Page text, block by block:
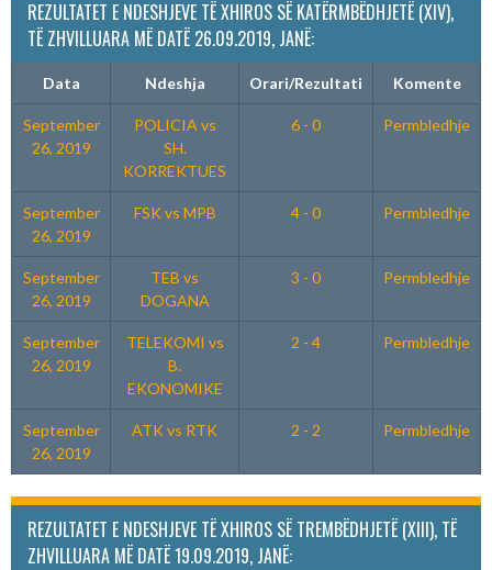
REZULTATET E NDESHJEVE TË XHIROS SË KATËRMBËDHJETË (XIV),
TË ZHVILLUARA MË DATË 26.09.2019, JANË:
Data Ndeshja Orari/Rezultati Komente
September
26, 2019
POLICIA vs
SH.
KORREKTUES
6 - 0 Permbledhje
September
26, 2019
FSK vs MPB 4 - 0 Permbledhje
September
26, 2019
TEB vs
DOGANA
3 - 0 Permbledhje
September
26, 2019
TELEKOMI vs
B.
EKONOMIKE
2 - 4 Permbledhje
September
26, 2019
ATK vs RTK 2 - 2 Permbledhje
REZULTATET E NDESHJEVE TË XHIROS SË TREMBËDHJETË (XIII), TË
ZHVILLUARA MË DATË 19.09.2019, JANË: